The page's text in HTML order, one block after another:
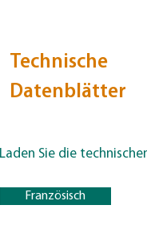
Technische
Datenblätter
Laden Sie die
Französisch